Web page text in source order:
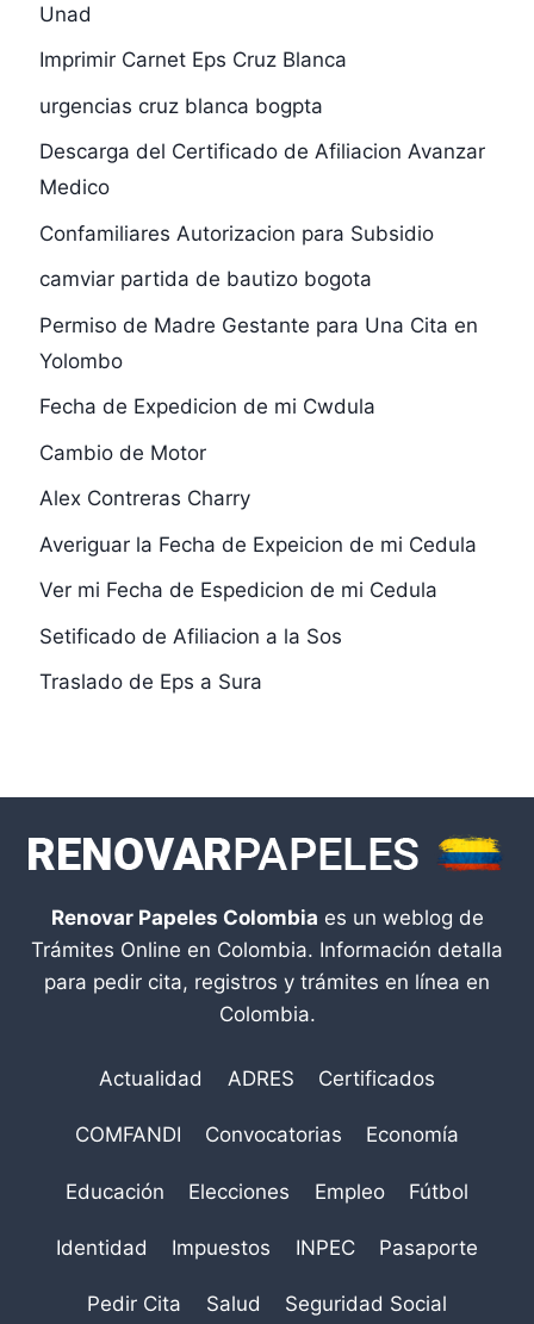
Unad
Imprimir Carnet Eps Cruz Blanca
urgencias cruz blanca bogpta
Descarga del Certificado de Afiliacion Avanzar
Medico
Confamiliares Autorizacion para Subsidio
camviar partida de bautizo bogota
Permiso de Madre Gestante para Una Cita en
Yolombo
Fecha de Expedicion de mi Cwdula
Cambio de Motor
Alex Contreras Charry
Averiguar la Fecha de Expeicion de mi Cedula
Ver mi Fecha de Espedicion de mi Cedula
Setificado de Afiliacion a la Sos
Traslado de Eps a Sura
Renovar Papeles Colombia es un weblog de
Trámites Online en Colombia. Información detalla
para pedir cita, registros y trámites en línea en
Colombia.
Actualidad ADRES Certificados
COMFANDI Convocatorias Economía
Educación Elecciones Empleo Fútbol
Identidad Impuestos INPEC Pasaporte
Pedir Cita Salud Seguridad Social